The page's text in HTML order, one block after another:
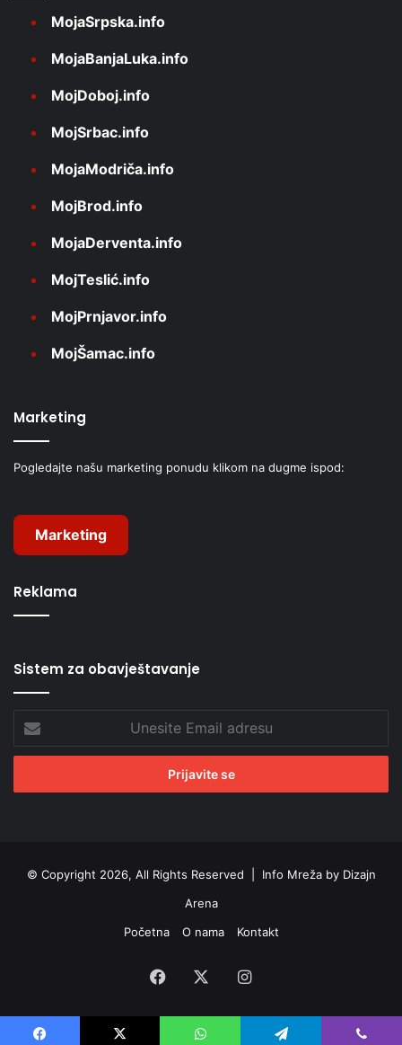
MojaSrpska.info
MojaBanjaLuka.info
MojDoboj.info
MojSrbac.info
MojaModriča.info
MojBrod.info
MojaDerventa.info
MojTeslić.info
MojPrnjavor.info
MojŠamac.info
Marketing
Pogledajte našu marketing ponudu klikom na dugme ispod:
Marketing
Reklama
Sistem za obavještavanje
Unesite
Email
adresu
© Copyright 2026, All Rights Reserved | Info Mreža by Dizajn
Arena
Početna
O nama Kontakt
Facebook Instagram